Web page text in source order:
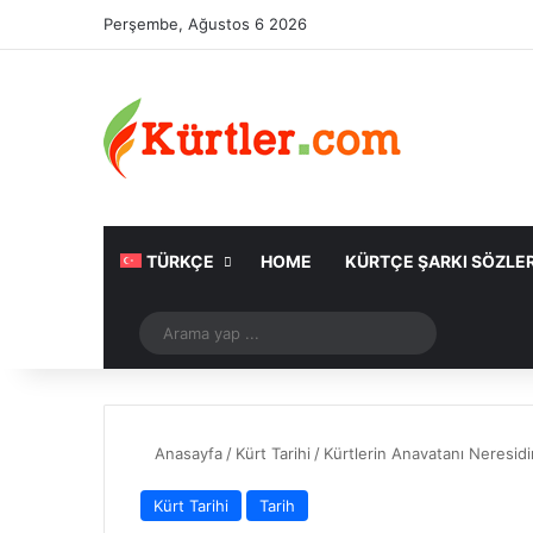
Perşembe, Ağustos 6 2026
TÜRKÇE HOME KÜRTÇE ŞARKI
Rastgele Makale
yap
Anasayfa / Kürt Tarihi / Kürtlerin Anavatanı
Kürt Tarihi Tarih